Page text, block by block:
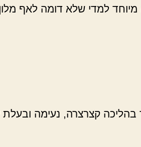
למדי שלא דומה לאף
קצרצרה, נעימה ובעלת